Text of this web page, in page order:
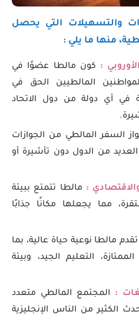
والتسهيلات التي يحصل
منها ما يلي :
: كون مالطا عضوًا في
المالطيين الحق في
في أي دولة من دول الاتحاد
السفر المالطي من الجوازات
من الدول دون تأشيرة أو
: مالطا تتمتع ببيئة
مما يجعلها مكانًا جذابًا
تقدم مالطا نوعية حياة عالية، بما
التعليم الجيد، وبيئة
:
المجتمع المالطي متعدد
الكثير من الناس الإنجليزية